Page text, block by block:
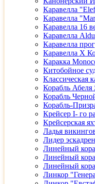
Каравелла
Каравелла
Каравелла 16
Каравелла
Каравелла
Каравелла Х
Каракка
Китобойное
Классическая
Корабль Абеля
Корабль
Корабль-
Крейсер I- го
Крейсерская
Ладья
Лидер
Линейный
Линейный
Линейный
Линкор